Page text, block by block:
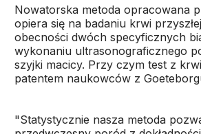
Nowatorska metoda opracowana
opiera się na badaniu krwi
obecności dwóch specyficznych
wykonaniu ultrasonograficznego
szyjki macicy. Przy czym test z
patentem naukowców z
"Statystycznie nasza metoda